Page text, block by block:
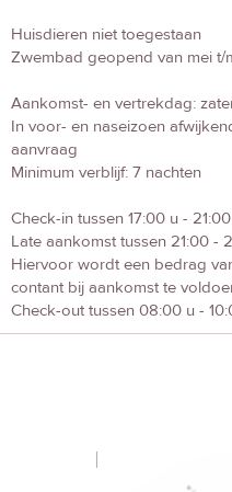
Huisdieren niet toegestaan
Zwembad geopend van mei t/
Aankomst- en vertrekdag:
In voor- en naseizoen
aanvraag
Minimum verblijf: 7 nachten
Check-in tussen 17:00 u -
Late aankomst tussen 21:00 -
Hiervoor wordt een bedrag
contant bij aankomst te
Check-out tussen 08:00 u -